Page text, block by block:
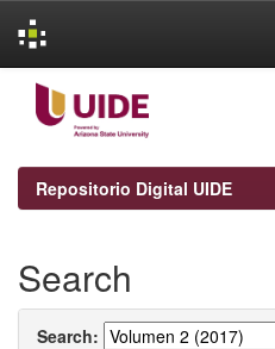
navigation
Repositorio Digital UIDE
Search
Search: